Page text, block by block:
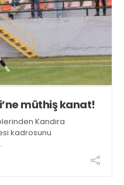
müthiş kanat!
Kandıra
kadrosunu